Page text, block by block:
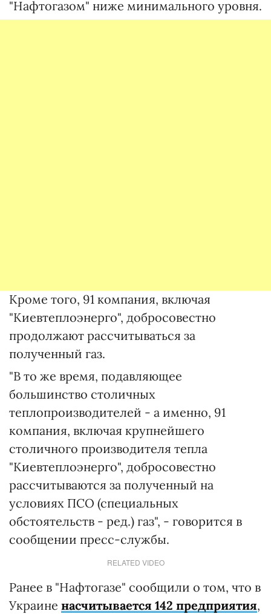
"Нафтогазом" ниже минимального уровня.
Кроме того, 91 компания, включая
"Киевтеплоэнерго", добросовестно
продолжают рассчитываться за
полученный газ.
"В то же время, подавляющее
большинство столичных
теплопроизводителей - а именно, 91
компания, включая крупнейшего
столичного производителя тепла
"Киевтеплоэнерго", добросовестно
рассчитываются за полученный на
условиях ПСО (специальных
обстоятельств - ред.) газ", - говорится в
сообщении пресс-службы.
RELATED VIDEO
Ранее в "Нафтогазе" сообщили о том, что в
Украине насчитывается 142 предприятия,